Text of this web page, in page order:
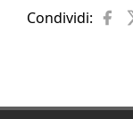
Condividi: